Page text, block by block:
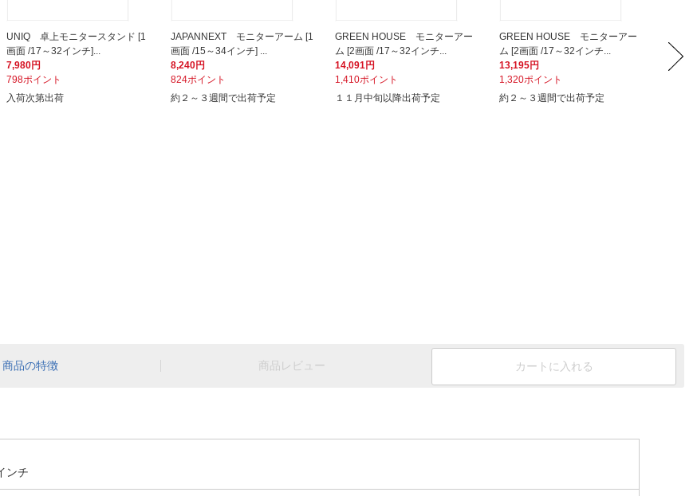
UNIQ 卓上モニタースタンド [1
画面 /17～32インチ]...
7,980円
798ポイント
入荷次第出荷
JAPANNEXT モニターアーム [1
画面 /15～34インチ] ...
8,240円
824ポイント
約２～３週間で出荷予定
GREEN HOUSE モニターアー
ム [2画面 /17～32インチ...
14,091円
1,410ポイント
１１月中旬以降出荷予定
GREEN HOUSE モニターアー
ム [2画面 /17～32インチ...
13,195円
1,320ポイント
約２～３週間で出荷予定
ム [2
6,405円
カートに入れる
商品の特徴 商品レビュー
ンチ